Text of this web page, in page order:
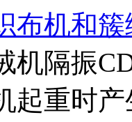
布机和
机隔振
起重时